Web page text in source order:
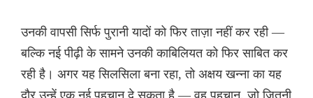
उनकी वापसी सिर्फ पुरानी यादों को फिर ताज़ा नहीं कर रही —
बल्कि नई पीढ़ी के सामने उनकी काबिलियत को फिर साबित कर
रही है। अगर यह सिलसिला बना रहा, तो अक्षय खन्ना का यह
दौर उन्हें एक नई पहचान दे सकता है — वह पहचान, जो जितनी